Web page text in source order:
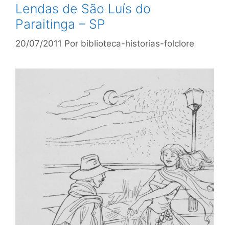
Lendas de São Luís do
Paraitinga – SP
20/07/2011 Por biblioteca-historias-folclore